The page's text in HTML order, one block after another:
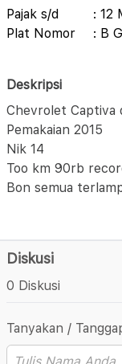
Pajak s/d
: 12
Plat Nomor
: B
Deskripsi
Chevrolet Captiva
Pemakaian 2015
Nik 14
Too km 90rb
Bon semua
Diskusi
0 Diskusi
Tanyakan /